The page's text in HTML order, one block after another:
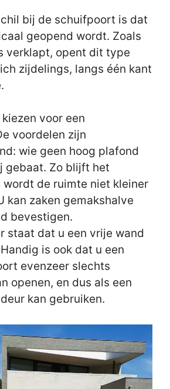
bij de schuifpoort is dat
geopend wordt. Zoals
verklapt, opent dit type
zijdelings, langs één kant
voor een
voordelen zijn
wie geen hoog plafond
gebaat. Zo blijft het
de ruimte niet kleiner
kan zaken gemakshalve
bevestigen.
staat dat u een vrije wand
is ook dat u een
evenzeer slechts
openen, en dus als een
kan gebruiken.